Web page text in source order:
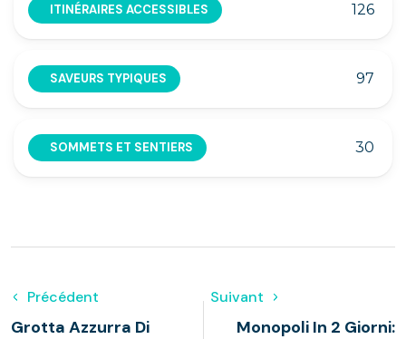
ITINÉRAIRES ACCESSIBLES 126
SAVEURS TYPIQUES 97
SOMMETS ET SENTIERS 30
Précédent
Grotta Azzurra Di
Suivant
Monopoli In 2 Giorni: